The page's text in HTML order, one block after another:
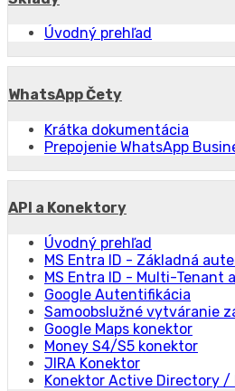
Úvodný prehľad
WhatsApp Čety
Krátka dokumentácia
Prepojenie WhatsApp
API a Konektory
Úvodný prehľad
MS Entra ID - Základná
MS Entra ID - Multi-Tenant
Google Autentifikácia
Samoobslužné vytváranie
Google Maps konektor
Money S4/S5 konektor
JIRA Konektor
Konektor Active Directory /